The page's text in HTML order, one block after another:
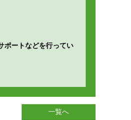
ポートなどを行ってい
一覧へ